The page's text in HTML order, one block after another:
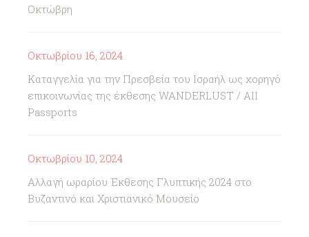
Οκτώβρη
Οκτωβρίου 16, 2024
Καταγγελία για την Πρεσβεία του Ισραήλ ως χορηγό
επικοινωνίας της έκθεσης WANDERLUST / All
Passports
Οκτωβρίου 10, 2024
Αλλαγή ωραρίου Έκθεσης Γλυπτικής 2024 στο
Βυζαντινό και Χριστιανικό Μουσείο